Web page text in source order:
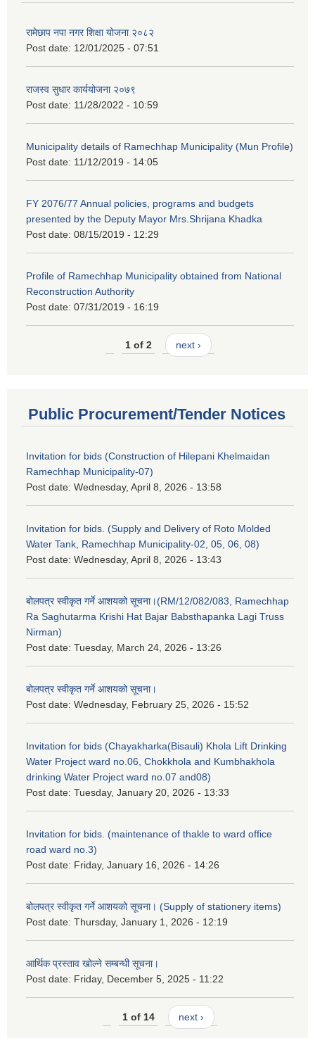
रामेछाप नपा नगर शिक्षा योजना २०८२
Post date: 12/01/2025 - 07:51
राजस्व सुधार कार्ययोजना २०७९
Post date: 11/28/2022 - 10:59
Municipality details of Ramechhap Municipality (Mun Profile)
Post date: 11/12/2019 - 14:05
FY 2076/77 Annual policies, programs and budgets
presented by the Deputy Mayor Mrs.Shrijana Khadka
Post date: 08/15/2019 - 12:29
Profile of Ramechhap Municipality obtained from National
Reconstruction Authority
Post date: 07/31/2019 - 16:19
1 of 2 next ›
Public Procurement/Tender Notices
Invitation for bids (Construction of Hilepani Khelmaidan
Ramechhap Municipality-07)
Post date: Wednesday, April 8, 2026 - 13:58
Invitation for bids. (Supply and Delivery of Roto Molded
Water Tank, Ramechhap Municipality-02, 05, 06, 08)
Post date: Wednesday, April 8, 2026 - 13:43
बोलपत्र स्वीकृत गर्ने आशयको सूचना।(RM/12/082/083, Ramechhap
Ra Saghutarma Krishi Hat Bajar Babsthapanka Lagi Truss
Nirman)
Post date: Tuesday, March 24, 2026 - 13:26
बोलपत्र स्वीकृत गर्ने आशयको सूचना।
Post date: Wednesday, February 25, 2026 - 15:52
Invitation for bids (Chayakharka(Bisauli) Khola Lift Drinking
Water Project ward no.06, Chokkhola and Kumbhakhola
drinking Water Project ward no.07 and08)
Post date: Tuesday, January 20, 2026 - 13:33
Invitation for bids. (maintenance of thakle to ward office
road ward no.3)
Post date: Friday, January 16, 2026 - 14:26
बोलपत्र स्वीकृत गर्ने आशयको सूचना। (Supply of stationery items)
Post date: Thursday, January 1, 2026 - 12:19
आर्थिक प्रस्ताव खोल्ने सम्बन्धी सूचना।
Post date: Friday, December 5, 2025 - 11:22
1 of 14 next ›